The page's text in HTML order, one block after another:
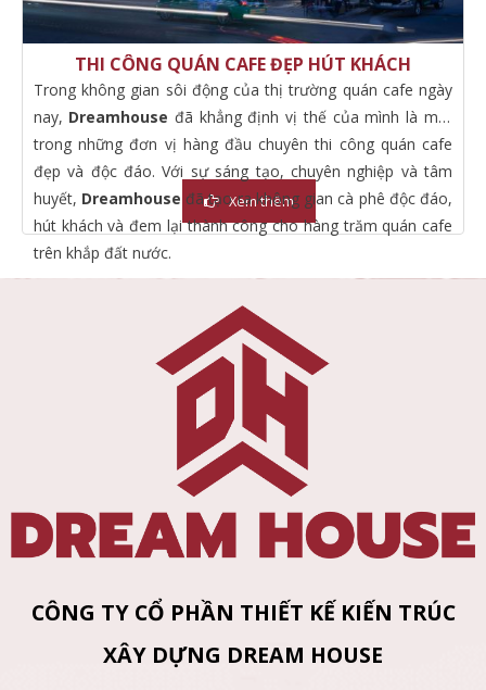
THI CÔNG QUÁN CAFE ĐẸP HÚT KHÁCH
Trong không gian sôi động của thị trường quán cafe ngày
nay, Dreamhouse đã khẳng định vị thế của mình là một
trong những đơn vị hàng đầu chuyên thi công quán cafe
đẹp và độc đáo. Với sự sáng tạo, chuyên nghiệp và tâm
huyết, Dreamhouse đã tạo ra không gian cà phê độc đáo,
hút khách và đem lại thành công cho hàng trăm quán cafe
trên khắp đất nước.
Xem thêm
CÔNG TY CỔ PHẦN THIẾT KẾ KIẾN TRÚC
XÂY DỰNG DREAM HOUSE